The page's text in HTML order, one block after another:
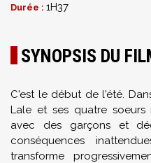
Durée : 1H37
SYNOPSIS DU
C'est le début de l'été.
Lale et ses quatre
avec des garçons et
conséquences
transforme